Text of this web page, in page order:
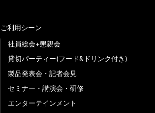
ご利用シーン
社員総会+懇親会
貸切パーティー(フード&ドリンク付き)
製品発表会・記者会見
セミナー・講演会・研修
エンターテインメント